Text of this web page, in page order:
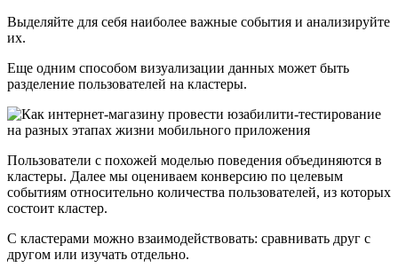
Выделяйте для себя наиболее важные события и анализируйте
их.
Еще одним способом визуализации данных может быть
разделение пользователей на кластеры.
Пользователи с похожей моделью поведения объединяются в
кластеры. Далее мы оцениваем конверсию по целевым
событиям относительно количества пользователей, из которых
состоит кластер.
С кластерами можно взаимодействовать: сравнивать друг с
другом или изучать отдельно.